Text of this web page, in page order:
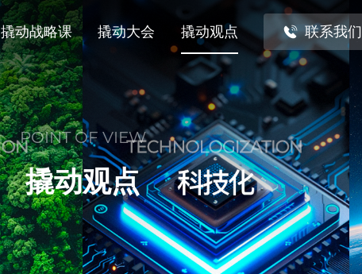
撬动战略课 撬动大会 撬动观点 联系我们
POINT OF VIEW
撬动观点